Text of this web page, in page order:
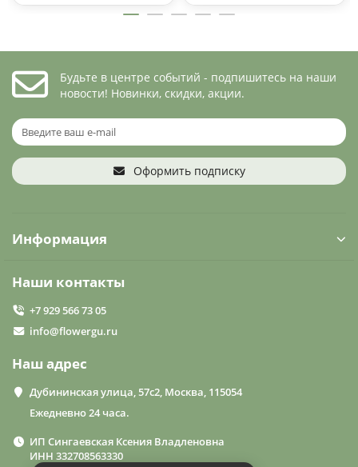
Будьте в центре событий - подпишитесь на наши
новости! Новинки, скидки, акции.
Оформить подписку
Информация
Наши контакты
+7 929 566 73 05
info@flowergu.ru
Наш адрес
Дубининская улица, 57с2, Москва, 115054
Ежедневно 24 часа.
ИП Сингаевская Ксения Владленовна
ИНН 332708563330